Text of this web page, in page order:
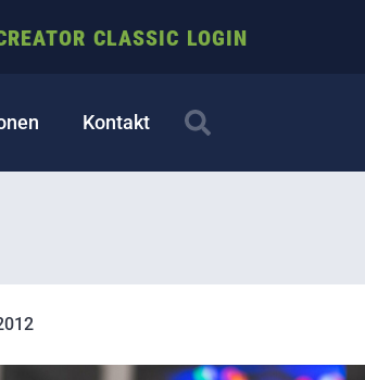
CLASSIC LOGIN
Kontakt